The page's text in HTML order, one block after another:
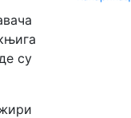
су